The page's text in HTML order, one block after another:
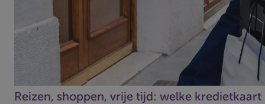
Reizen, shoppen, vrije tijd: welke